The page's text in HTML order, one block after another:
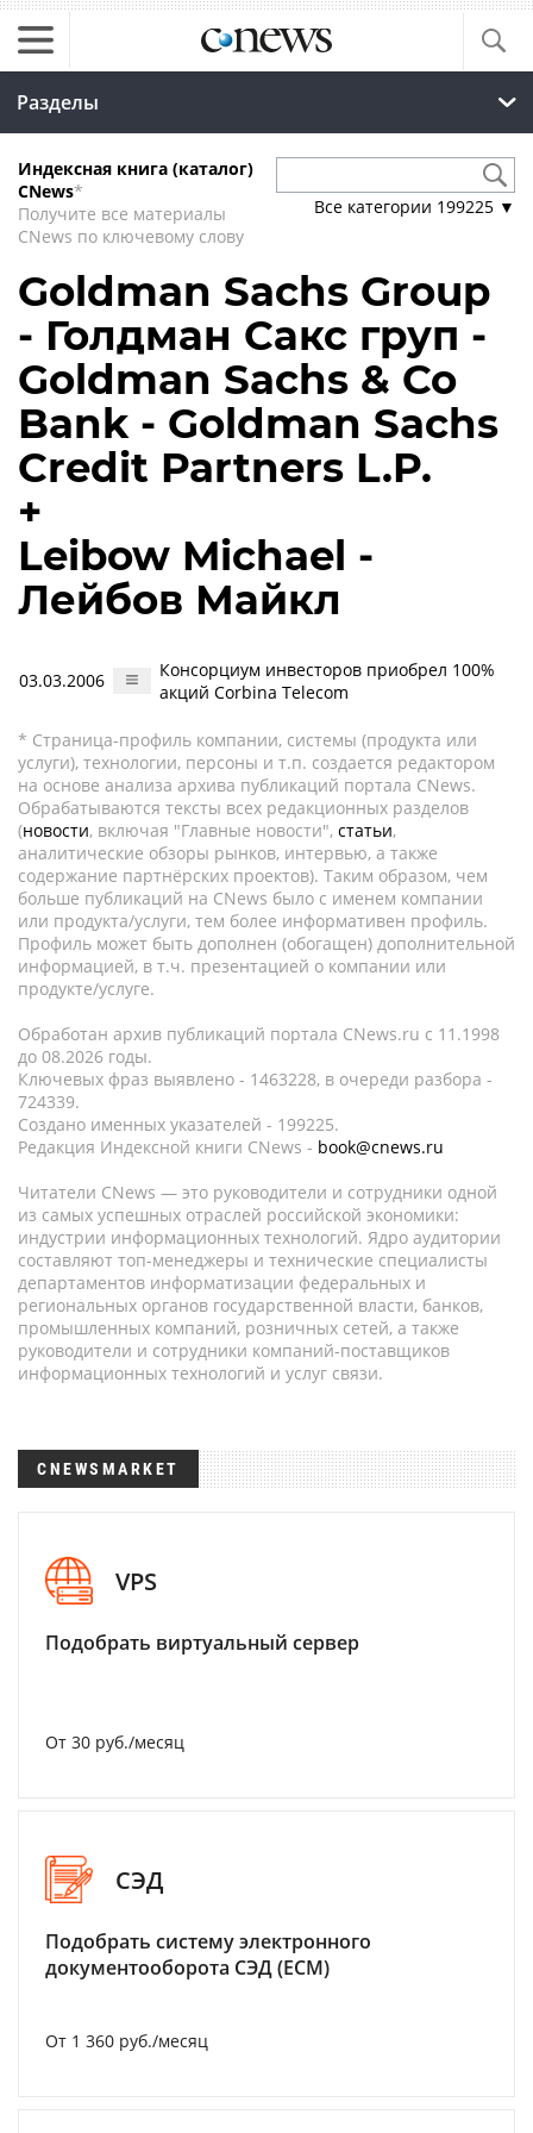
Разделы
Индексная книга (каталог)
CNews*
Получите все материалы
CNews по ключевому слову
Все категории 199225 ▼
Goldman Sachs Group
- Голдман Сакс груп -
Goldman Sachs & Co
Bank - Goldman Sachs
Credit Partners L.P.
+
Leibow Michael -
Лейбов Майкл
03.03.2006
Консорциум инвесторов приобрел 100%
акций Corbina Telecom
* Страница-профиль компании, системы (продукта или
услуги), технологии, персоны и т.п. создается редактором
на основе анализа архива публикаций портала CNews.
Обрабатываются тексты всех редакционных разделов
(новости, включая "Главные новости", статьи,
аналитические обзоры рынков, интервью, а также
содержание партнёрских проектов). Таким образом, чем
больше публикаций на CNews было с именем компании
или продукта/услуги, тем более информативен профиль.
Профиль может быть дополнен (обогащен) дополнительной
информацией, в т.ч. презентацией о компании или
продукте/услуге.
Обработан архив публикаций портала CNews.ru c 11.1998
до 08.2026 годы.
Ключевых фраз выявлено - 1463228, в очереди разбора -
724339.
Создано именных указателей - 199225.
Редакция Индексной книги CNews - book@cnews.ru
Читатели CNews — это руководители и сотрудники одной
из самых успешных отраслей российской экономики:
индустрии информационных технологий. Ядро аудитории
составляют топ-менеджеры и технические специалисты
департаментов информатизации федеральных и
региональных органов государственной власти, банков,
промышленных компаний, розничных сетей, а также
руководители и сотрудники компаний-поставщиков
информационных технологий и услуг связи.
CNEWSMARKET
VPS
Подобрать виртуальный сервер
От 30 руб./месяц
СЭД
Подобрать систему электронного
документооборота СЭД (ECM)
От 1 360 руб./месяц